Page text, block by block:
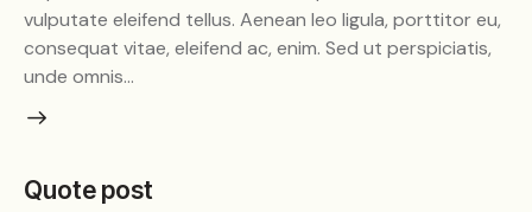
vulputate eleifend tellus. Aenean leo ligula, porttitor eu,
consequat vitae, eleifend ac, enim. Sed ut perspiciatis,
unde omnis…
Quote post